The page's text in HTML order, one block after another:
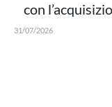
con
31/07/2026